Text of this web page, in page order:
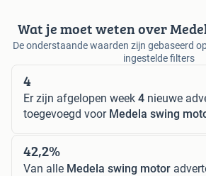
Wat je moet weten over
De onderstaande waarden zijn gebaseerd
ingestelde filters
4
Er zijn afgelopen week 4 nieuwe
toegevoegd voor Medela swing
42,2%
Van alle Medela swing motor